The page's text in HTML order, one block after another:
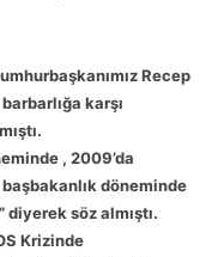
Recep
karşı
, 2009’da
döneminde
diyerek söz almıştı.
Krizinde